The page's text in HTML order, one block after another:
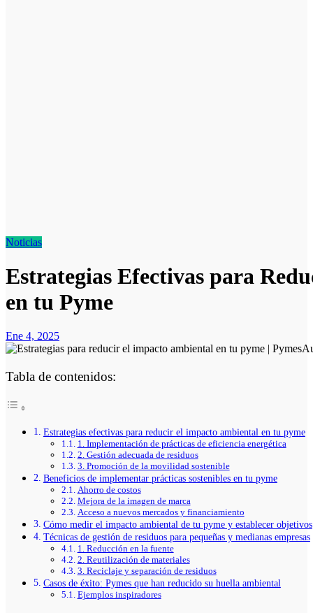
Noticias
Estrategias Efectivas para
en tu Pyme
Ene 4, 2025
Tabla de contenidos:
Estrategias efectivas para reducir el impacto ambiental en tu pyme
1. Implementación de prácticas de eficiencia energética
2. Gestión adecuada de residuos
3. Promoción de la movilidad sostenible
Beneficios de implementar prácticas sostenibles en tu pyme
Ahorro de costos
Mejora de la imagen de marca
Acceso a nuevos mercados y financiamiento
Cómo medir el impacto ambiental de tu pyme y establecer objetivos
Técnicas de gestión de residuos para pequeñas y medianas empresas
1. Reducción en la fuente
2. Reutilización de materiales
3. Reciclaje y separación de residuos
Casos de éxito: Pymes que han reducido su huella ambiental
Ejemplos inspiradores